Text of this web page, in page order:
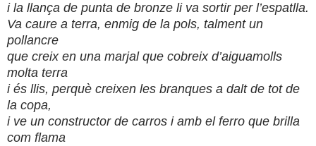
i la llança de punta de bronze li va sortir per l’espatlla.
Va caure a terra, enmig de la pols, talment un
pollancre
que creix en una marjal que cobreix d’aiguamolls
molta terra
i és llis, perquè creixen les branques a dalt de tot de
la copa,
i ve un constructor de carros i amb el ferro que brilla
com flama